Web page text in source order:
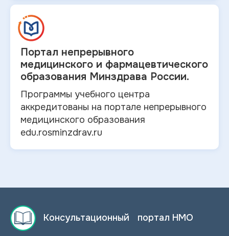
Портал непрерывного
медицинского и фармацевтического
образования Минздрава России.
Программы учебного центра
аккредитованы на портале непрерывного
медицинского образования
edu.rosminzdrav.ru
Консультационный портал НМО